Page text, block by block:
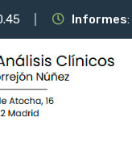
Informes